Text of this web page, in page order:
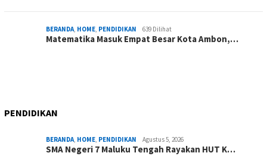
BERANDA, HOME, PENDIDIKAN 639 Dilihat
Matematika Masuk Empat Besar Kota Ambon,…
PENDIDIKAN
BERANDA, HOME, PENDIDIKAN Agustus 5, 2026
SMA Negeri 7 Maluku Tengah Rayakan HUT K…